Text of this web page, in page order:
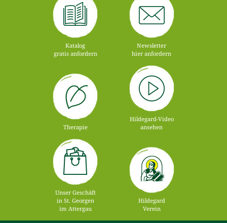
Katalog
gratis anfordern
Newsletter
hier anfordern
Therapie
Hildegard-Video
ansehen
Unser Geschäft
in St. Georgen
im Attergau
Hildegard
Verein